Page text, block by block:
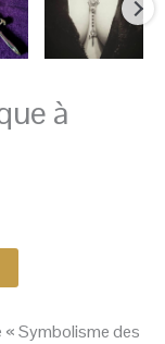
à
Symbolisme des